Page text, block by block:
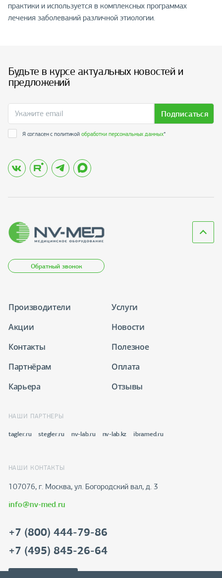
практики и используется в комплексных программах
лечения заболеваний различной этиологии.
Будьте в курсе актуальных новостей и
предложений
Подписаться
Я согласен с политикойобработки персональных данных*
Обратный звонок
Производители
Услуги
Акции
Новости
Контакты
Полезное
Партнёрам
Оплата
Карьера
Отзывы
НАШИ ПАРТНЕРЫ
tagler.ru stegler.ru nv-lab.ru nv-lab.kz ibramed.ru
НАШИ КОНТАКТЫ
107076, г. Москва, ул. Богородский вал, д. 3
info@nv-med.ru
+7 (800) 444-79-86
+7 (495) 845-26-64